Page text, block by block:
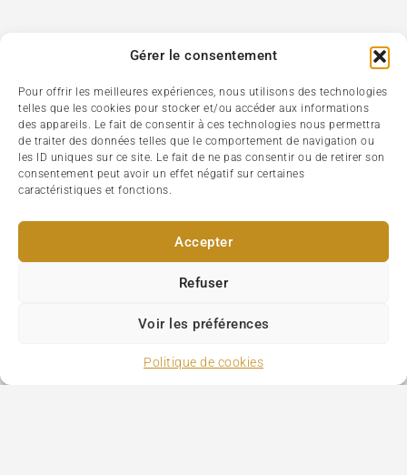
Gérer le consentement
Pour offrir les meilleures expériences, nous utilisons des technologies
telles que les cookies pour stocker et/ou accéder aux informations
des appareils. Le fait de consentir à ces technologies nous permettra
de traiter des données telles que le comportement de navigation ou
les ID uniques sur ce site. Le fait de ne pas consentir ou de retirer son
consentement peut avoir un effet négatif sur certaines
caractéristiques et fonctions.
Accepter
Refuser
Voir les préférences
Politique de cookies